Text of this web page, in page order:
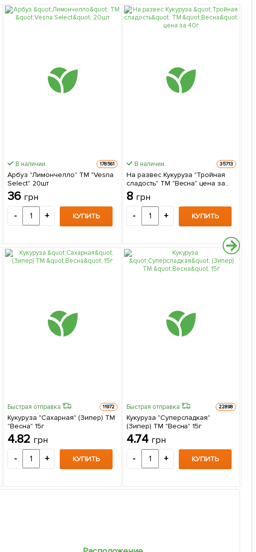
В наличии. 178561
Арбуз "Лимончелло" ТМ "Vesna
Select" 20шт
36 грн
- + КУПИТЬ
В наличии. 35713
На развес Кукуруза "Тройная
сладость" ТМ "Весна" цена за
40г
8 грн
- + КУПИТЬ
Быстрая отправка 11972
Кукуруза "Сахарная" (Зипер) ТМ
"Весна" 15г
4.82 грн
- + КУПИТЬ
Быстрая отправка 22898
Кукуруза "Суперсладкая"
(Зипер) ТМ "Весна" 15г
4.74 грн
- + КУПИТЬ